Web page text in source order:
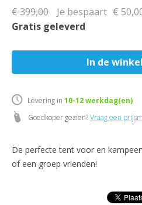
€ 399,00 Je bespaart €
Gratis geleverd
Levering in 10-12werkdag(en)
Goedkoper gezien?Vraag een
De perfecte tent voor en
of een groep vrienden!